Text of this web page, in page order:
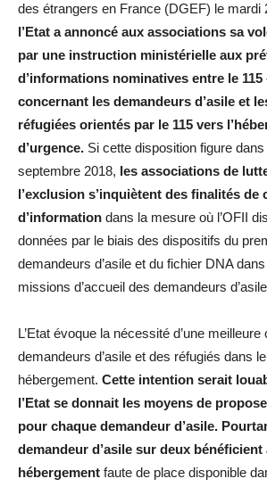
des étrangers en France (DGEF) le mardi
l’Etat a annoncé aux associations sa
par une instruction ministérielle aux
d’informations nominatives entre le 115
concernant les demandeurs d’asile et
réfugiées orientés par le 115 vers
d’urgence. Si cette disposition figure
septembre 2018, les associations de
l’exclusion s’inquiètent des finalités de
d’information dans la mesure où l’OFII
données par le biais des dispositifs du
demandeurs d’asile et du fichier DNA
missions d’accueil des demandeurs
L’Etat évoque la nécessité d’une meilleure
demandeurs d’asile et des réfugiés dans
hébergement. Cette intention serait
l’Etat se donnait les moyens de
pour chaque demandeur d’asile.
demandeur d’asile sur deux bénéficient
hébergement faute de place disponible